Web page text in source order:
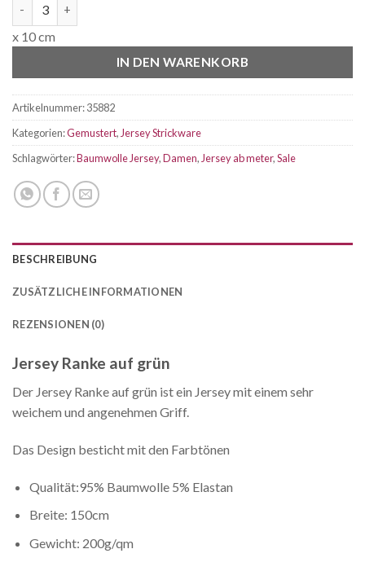
x 10 cm
IN DEN WARENKORB
Artikelnummer:35882
Kategorien:Gemustert,Jersey Strickware
Schlagwörter:Baumwolle Jersey,Damen,Jersey ab meter,Sale
BESCHREIBUNG
ZUSÄTZLICHE INFORMATIONEN
REZENSIONEN (0)
Jersey Ranke auf grün
Der Jersey Ranke auf grün ist ein Jersey mit einem sehr
weichem und angenehmen Griff.
Das Design besticht mit den Farbtönen
Qualität:95% Baumwolle 5% Elastan
Breite: 150cm
Gewicht: 200g/qm